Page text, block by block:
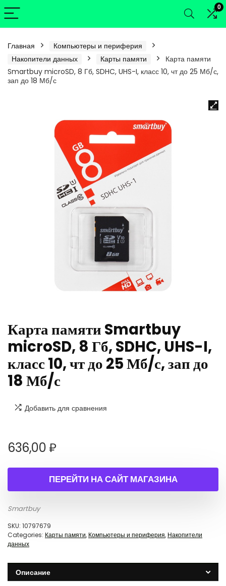
0
Главная
Компьютеры и периферия
Накопители данных
Карты памяти
Карта памяти
Smartbuy microSD, 8 Гб, SDHC, UHS-I, класс 10, чт до 25 Мб/с,
зап до 18 Мб/с
Карта памяти Smartbuy
microSD, 8 Гб, SDHC, UHS-I,
класс 10, чт до 25 Мб/с, зап до
18 Мб/с
Добавить для сравнения
636,00₽
ПЕРЕЙТИ НА САЙТ МАГАЗИНА
Smartbuy
SKU: 10797679
Categories: Карты памяти, Компьютеры и периферия, Накопители
данных
Описание